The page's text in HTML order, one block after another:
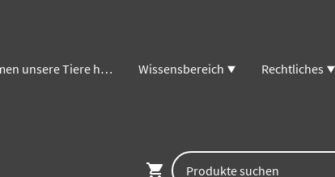
Wo kommen unsere Tiere her ? Wissensbereich Rechtliches